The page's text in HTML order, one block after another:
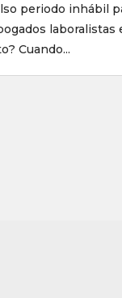
periodo inhábil
laboralistas
Cuando...